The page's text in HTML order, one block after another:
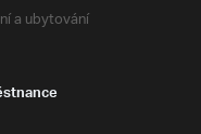
a ubytování